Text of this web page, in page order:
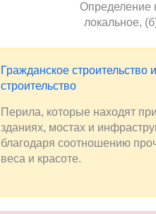
Определение
локальное,
Гражданское строительство и
строительство
Перила, которые находят
зданиях, мостах и
благодаря соотношению
веса и красоте.